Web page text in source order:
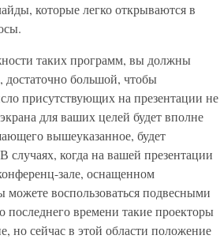
которые легко открываются в
таких программ, вы должны
достаточно большой, чтобы
присутствующих на презентации не
для ваших целей будет вполне
вышеуказанное, будет
случаях, когда на вашей презентации
зале, оснащенном
можете воспользоваться подвесными
времени такие проекторы
но сейчас в этой области положение